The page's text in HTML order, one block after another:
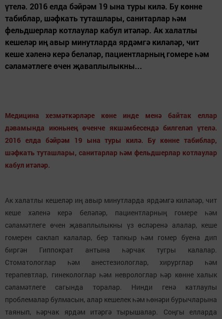
үтелә. 2016 елда бәйрәм 19 ына туры килә. Бу көнне
табиблар, шәфкать туташлары, санитарлар һәм
фельдшерлар котлаулар кабул итәләр. Ак халатлы
кешеләр иң авыр минутларда ярдәмгә киләләр, чит
кеше хәленә керә беләләр, пациентларның гомере һәм
сәламәтлеге өчен җаваплылыкны...
Медицина хезмәткәрләре көне инде менә байтак еллар
дәвамында июньнең өченче якшәмбесендә билгеләп үтелә.
2016 елда бәйрәм 19 ына туры килә. Бу көнне табиблар,
шәфкать туташлары, санитарлар һәм фельдшерлар котлаулар
кабул итәләр.
Ак халатлы кешеләр иң авыр минутларда ярдәмгә киләләр, чит
кеше хәленә керә беләләр, пациентларның гомере һәм
сәламәтлеге өчен җаваплылыкны үз өсләренә алалар, кеше
гомерен саклап калалар, бер тапкыр һәм гомер буена дип
биргән Гиппократ антына һәрчак тугры калалар.
Стоматологлар һәм анестезиологлар, хирурглар һәм
терапевтлар, гинекологлар һәм неврологлар һәр көнне халык
сәламәтлеге сагында торалар. Нинди генә катлаулы
проблемалар булмасын, алар кешелек һәм һөнәри бурычларына
таянып, һәрчак ярдәм итәргә тырышалар. Соңгы елларда